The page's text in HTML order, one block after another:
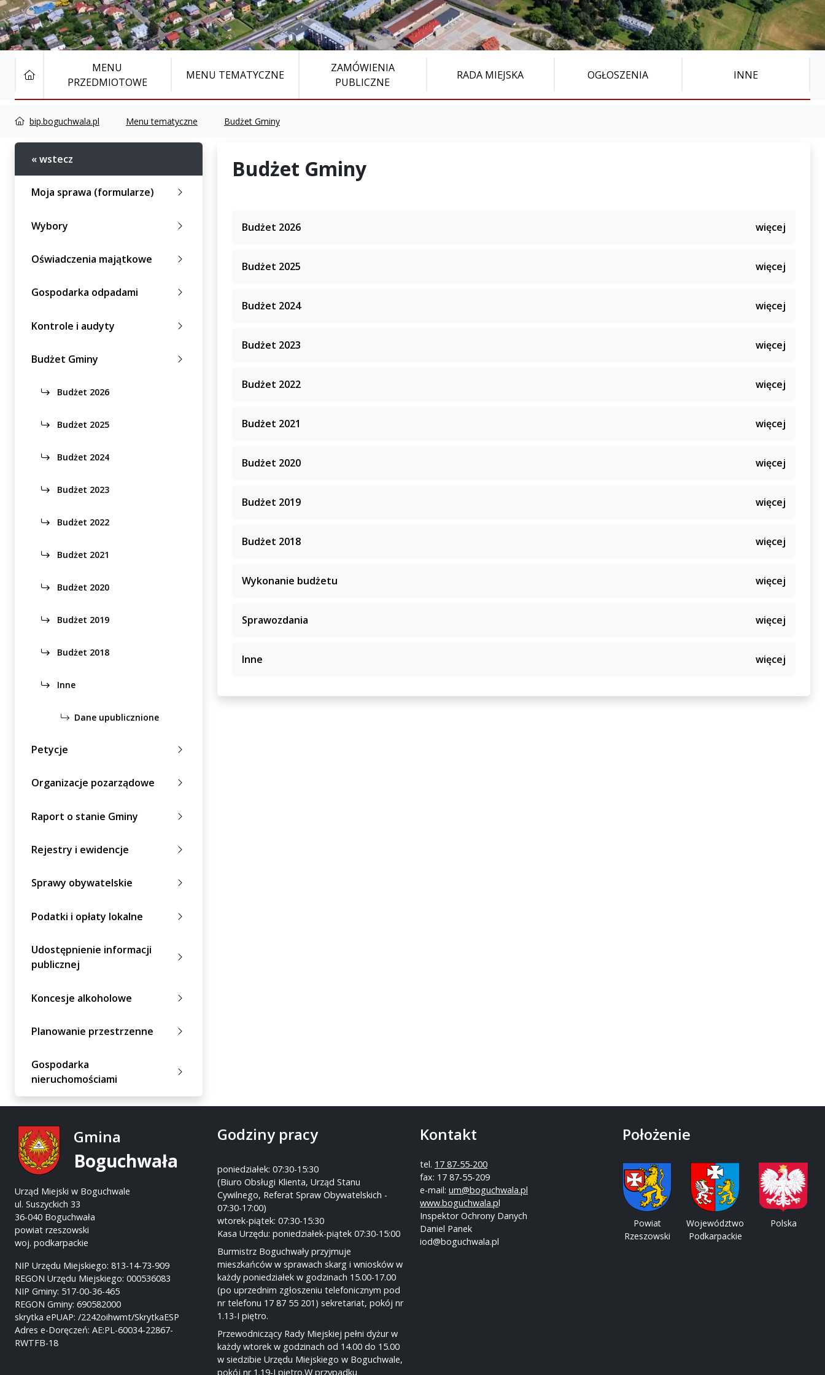
STRONA GŁÓWNAMENU
PRZEDMIOTOWE
MENU TEMATYCZNE
ZAMÓWIENIA
PUBLICZNE
RADA MIEJSKA OGŁOSZENIA INNE
bip.boguchwala.pl Menu tematyczne Budżet Gminy
« wstecz
Moja sprawa (formularze)
Wybory
Oświadczenia majątkowe
Gospodarka odpadami
Kontrole i audyty
Budżet Gminy
Budżet 2026
Budżet 2025
Budżet 2024
Budżet 2023
Budżet 2022
Budżet 2021
Budżet 2020
Budżet 2019
Budżet 2018
Inne
Dane upublicznione
Petycje
Organizacje pozarządowe
Raport o stanie Gminy
Rejestry i ewidencje
Sprawy obywatelskie
Podatki i opłaty lokalne
Udostępnienie informacji
publicznej
Koncesje alkoholowe
Planowanie przestrzenne
Gospodarka
nieruchomościami
Budżet Gminy
Budżet 2026 więcej
Budżet 2025 więcej
Budżet 2024 więcej
Budżet 2023 więcej
Budżet 2022 więcej
Budżet 2021 więcej
Budżet 2020 więcej
Budżet 2019 więcej
Budżet 2018 więcej
Wykonanie budżetu więcej
Sprawozdania więcej
Inne więcej
Gmina
Boguchwała
Urząd Miejski w Boguchwale
ul. Suszyckich 33
36-040 Boguchwała
powiat rzeszowski
woj. podkarpackie
NIP Urzędu Miejskiego: 813-14-73-909
REGON Urzędu Miejskiego: 000536083
NIP Gminy: 517-00-36-465
REGON Gminy: 690582000
skrytka ePUAP: /2242oihwmt/SkrytkaESP
Adres e-Doręczeń: AE:PL-60034-22867-
RWTFB-18
Godziny pracy
poniedziałek: 07:30-15:30
(Biuro Obsługi Klienta, Urząd Stanu
Cywilnego, Referat Spraw Obywatelskich -
07:30-17:00)
wtorek-piątek: 07:30-15:30
Kasa Urzędu: poniedziałek-piątek 07:30-15:00
Burmistrz Boguchwały przyjmuje
mieszkańców w sprawach skarg i wniosków w
każdy poniedziałek w godzinach 15.00-17.00
(po uprzednim zgłoszeniu telefonicznym pod
nr telefonu 17 87 55 201) sekretariat, pokój nr
1.13-I piętro.
Przewodniczący Rady Miejskiej pełni dyżur w
każdy wtorek w godzinach od 14.00 do 15.00
w siedzibie Urzędu Miejskiego w Boguchwale,
pokój nr 1.19-I piętro.W przypadku
Kontakt
tel. 17 87-55-200
fax: 17 87-55-209
e-mail: um@boguchwala.pl
www.boguchwala.pl
Inspektor Ochrony Danych
Daniel Panek
iod@boguchwala.pl
Położenie
Powiat
Rzeszowski
Województwo
Podkarpackie
Polska